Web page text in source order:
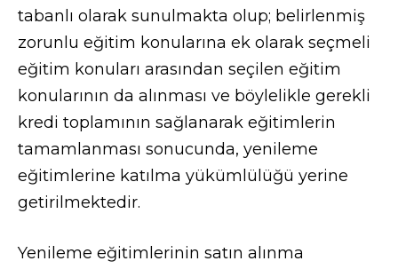
tabanlı olarak sunulmakta olup; belirlenmiş
zorunlu eğitim konularına ek olarak seçmeli
eğitim konuları arasından seçilen eğitim
konularının da alınması ve böylelikle gerekli
kredi toplamının sağlanarak eğitimlerin
tamamlanması sonucunda, yenileme
eğitimlerine katılma yükümlülüğü yerine
getirilmektedir.
Yenileme eğitimlerinin satın alınma